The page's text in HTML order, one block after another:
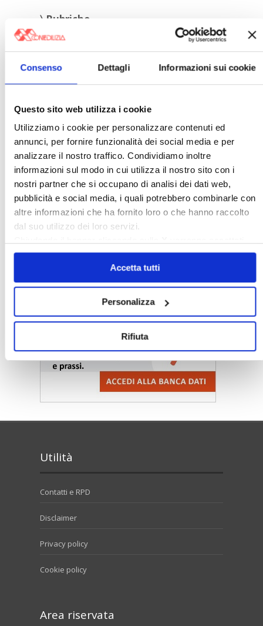
Consenso Dettagli Informazioni sui cookie
Questo sito web utilizza i cookie
Utilizziamo i cookie per personalizzare contenuti ed
annunci, per fornire funzionalità dei social media e per
analizzare il nostro traffico. Condividiamo inoltre
informazioni sul modo in cui utilizza il nostro sito con i
nostri partner che si occupano di analisi dei dati web,
pubblicità e social media, i quali potrebbero combinarle con
altre informazioni che ha fornito loro o che hanno raccolto
dal suo utilizzo dei loro servizi.
solo i cookie necessari.
Accetta tutti
Personalizza
Rifiuta
〉 Rubriche
〉 Notizie e Banche dati
Utilità
Contatti e RPD
Disclaimer
Privacy policy
Cookie policy
Area riservata